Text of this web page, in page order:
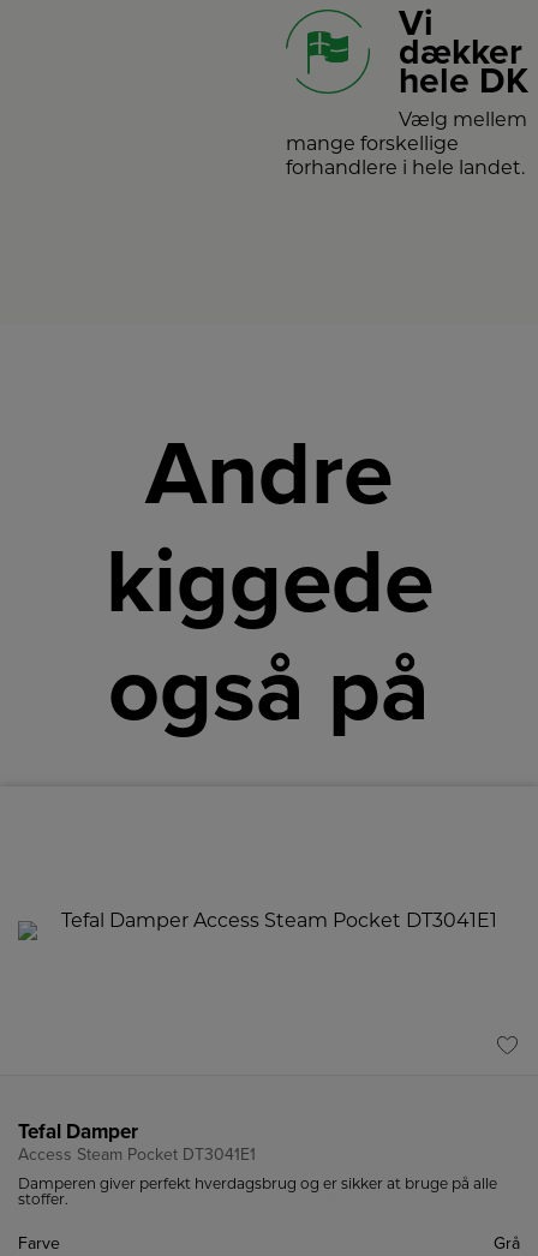
Vi
dækker
hele DK
Vælg mellem
mange forskellige
forhandlere i hele landet.
Andre
kiggede
også på
Tefal Damper
Access Steam Pocket DT3041E1
Damperen giver perfekt hverdagsbrug og er sikker at bruge på alle
stoffer.
Farve
Grå